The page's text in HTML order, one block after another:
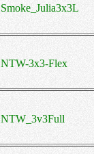
Smoke_Julia3x3L
NTW-3x3-Flex
NTW_3v3Full